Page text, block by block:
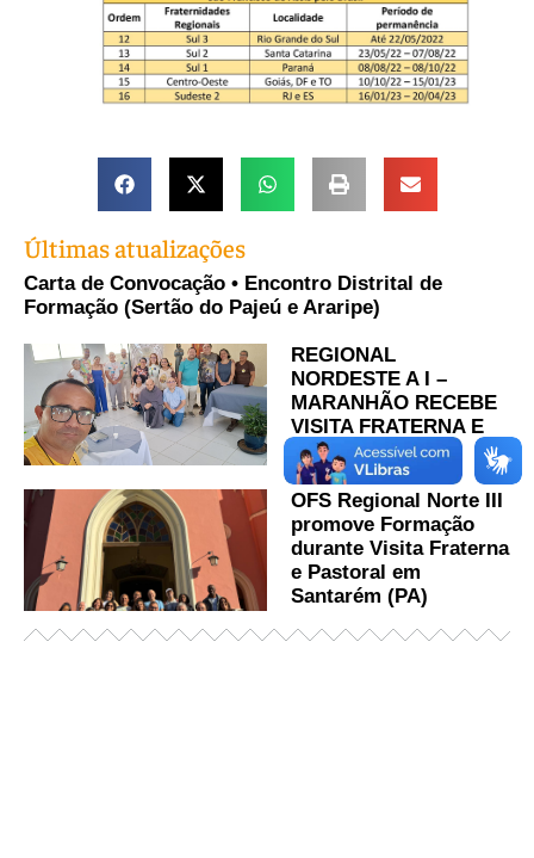
Últimas atualizações
Carta de Convocação • Encontro Distrital de
Formação (Sertão do Pajeú e Araripe)
REGIONAL
NORDESTE A I –
MARANHÃO RECEBE
VISITA FRATERNA E
PASTORAL
OFS Regional Norte III
promove Formação
durante Visita Fraterna
e Pastoral em
Santarém (PA)